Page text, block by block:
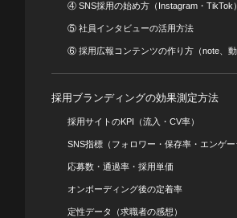
④ SNS採用の始め方（Instagram・TikTok）
⑤ 社員インタビューの活用方法
⑥ 採用広報コンテンツの作り方（note、動
採用ブランディングの効果測定方法
採用サイトのKPI（流入・CV率）
SNS指標（フォロワー・保存率・エンゲー
応募数・通過率・採用単価
オンボーディング後の定着率
定性データ（求職者の感想）